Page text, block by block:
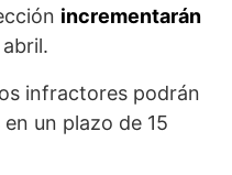
incrementarán
infractores podrán
en un plazo de 15